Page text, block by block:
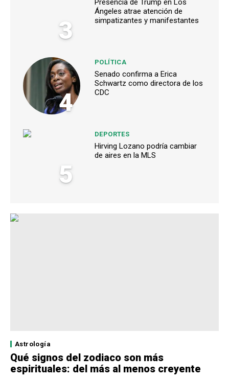
3
Presencia de Trump en Los
Ángeles atrae atención de
simpatizantes y manifestantes
4
POLÍTICA
Senado confirma a Erica
Schwartz como directora de los
CDC
5
DEPORTES
Hirving Lozano podría cambiar
de aires en la MLS
Astrología
Qué signos del zodiaco son más
espirituales: del más al menos creyente